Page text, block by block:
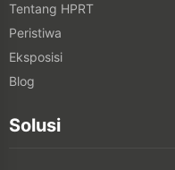
Tentang HPRT
Peristiwa
Eksposisi
Blog
Solusi